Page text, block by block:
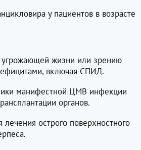
у пациентов в возрасте
жизни или зрению
включая СПИД.
манифестной ЦМВ инфекции
органов.
острого поверхностного